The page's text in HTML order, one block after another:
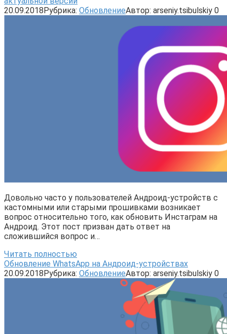
20.09.2018Рубрика: ОбновлениеАвтор: arseniy.tsibulskiy 0
Довольно часто у пользователей Андроид-устройств с
кастомными или старыми прошивками возникает
вопрос относительно того, как обновить Инстаграм на
Андроид. Этот пост призван дать ответ на
сложившийся вопрос и…
Читать полностью
Обновление WhatsApp на Андроид-устройствах
20.09.2018Рубрика: ОбновлениеАвтор: arseniy.tsibulskiy 0